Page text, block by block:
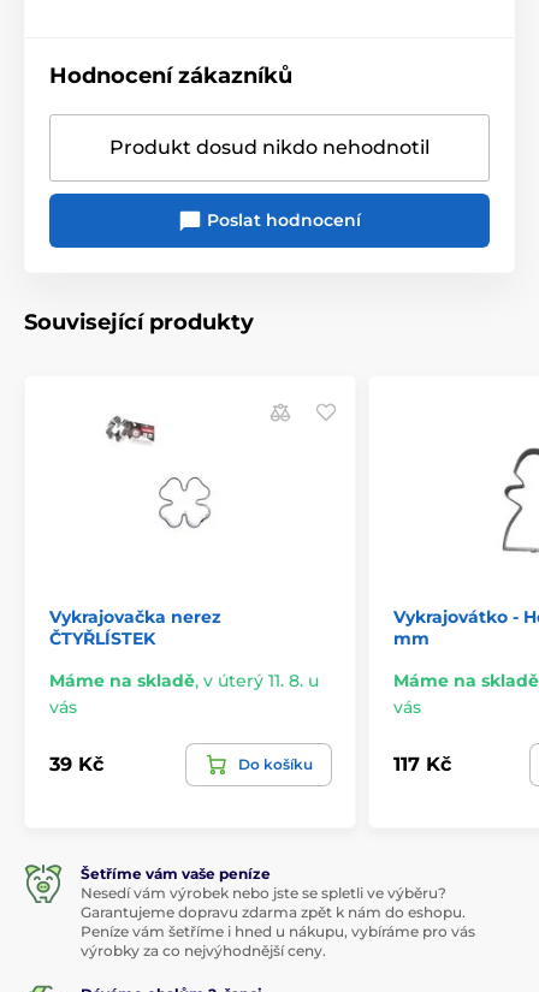
Hodnocení zákazníků
Produkt dosud nikdo nehodnotil
Poslat hodnocení
Související produkty
Vykrajovačka nerez
ČTYŘLÍSTEK
Máme na skladě, v úterý 11. 8. u
vás
39 Kč Do košíku
Vykrajovátko -
mm
Máme na skladě
vás
117 Kč
Šetříme vám vaše peníze
Nesedí vám výrobek nebo jste se spletli ve výběru?
Garantujeme dopravu zdarma zpět k nám do eshopu.
Peníze vám šetříme i hned u nákupu, vybíráme pro vás
výrobky za co nejvýhodnější ceny.